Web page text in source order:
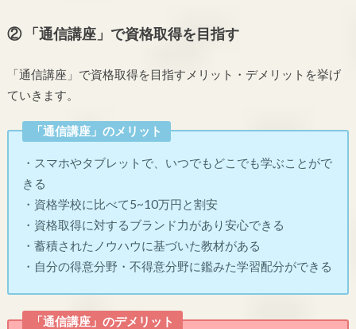
② 「通信講座」で資格取得を目指す
「通信講座」で資格取得を目指すメリット・デメリットを挙げ
ていきます。
「通信講座」のメリット
・スマホやタブレットで、いつでもどこでも学ぶことがで
きる
・資格学校に比べて5~10万円と割安
・資格取得に対するブランド力があり安心できる
・蓄積されたノウハウに基づいた教材がある
・自分の得意分野・不得意分野に鑑みた学習配分ができる
「通信講座」のデメリット